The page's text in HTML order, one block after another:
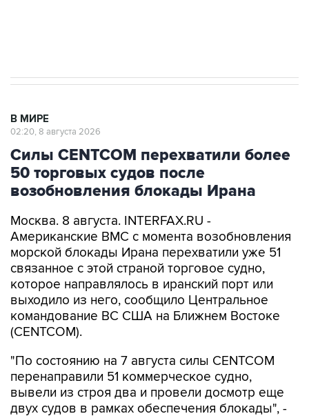
Силы CENTCOM перехватили более
50 торговых судов после
возобновления блокады Ирана
Москва. 8 августа. INTERFAX.RU -
морской блокады Ирана перехватили уже 51
связанное с этой страной торговое судно,
которое направлялось в иранский порт или
выходило из него, сообщило Центральное
командование ВС США на Ближнем Востоке
(CENTCOM).
"По состоянию на 7 августа силы CENTCOM
вывели из строя два и провели досмотр еще
двух судов в рамках обеспечения блокады", -
говорится в сообщении.